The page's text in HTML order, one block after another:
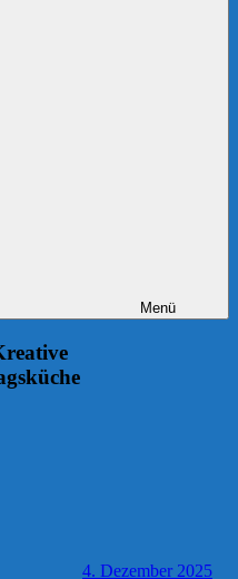
Menü
4. Dezember 2025